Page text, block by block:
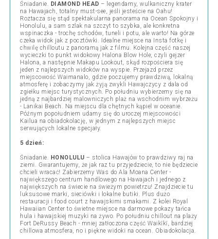
Śniadanie. DIAMOND HEAD –
legendarny, wulkaniczny krater
na Hawajach, totalny must-see, jeśli jesteście na Oahu!
Roztacza się stąd spektakularna panorama na Ocean Spokojny i
Honolulu, a sam szlak na szczyt to szybka, ale konkretna
wspinaczka - trochę schodów, tuneli i potu, ale warto! Na górze
czeka widok jak z pocztówki. Idealne miejsce na Insta fotkę i
chwilę chilloutu z panoramą jak z filmu. Kolejna część naszej
wycieczki to punkt widokowy Halona Blow Hole, czyli gejzer
Halona, a następnie Makapu Lookout, skąd rozpościera się
jeden z najlepszych widoków na wyspie. Przejazd przez
miejscowość Waimanalo, gdzie poczujemy prawdziwą, lokalną
atmosferę i zobaczymy jak żyją zwykli Hawajczycy z dala od
zgiełku miejsc turystycznych. Po południu wybierzemy się na
jedną z najbardziej malowniczych plaż na wschodnim wybrzeżu
- Lanikai Beach. Na miejscu dla chętnych kąpiel w oceanie.
Późnym popołudniem udamy się do uroczej miejscowości
Kailua na obiadokolację, w jednym z najlepszych miejsc
serwujących lokalne specjały.
5 dzień:
Śniadanie. HONOLULU – stolica Hawajów to prawdziwy raj na
ziemi. Gwarantujemy, że jak raz tu przyjedziecie, to nie będziecie
chcieli wracać! Zabierzemy Was do Ala Moana Center -
największego centrum handlowego na Hawajach i jednego z
największych na świecie na świeżym powietrzu! Znajdziecie tu
luksusowe marki, sieciówki i lokalne butiki. Plus dużo
restauracji i food court z hawajskimi smakami. Z kolei Royal
Hawaiian Center to świetne miejsce na darmowe pokazy tańca
hula i hawajskiej muzyki na żywo. Po południu chillout na plaży
Fort DeRussy Beach - mniej zatłoczona część Waikīkī, bardziej
chillowa atmosfera, no i piękne widoki na ocean. Obiadokolacja.